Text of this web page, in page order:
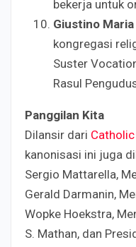
bekerja untuk
Giustino
kongregasi
Suster
Rasul
Panggilan Kita
Dilansir dari
kanonisasi ini juga
Sergio Mattarella,
Gerald Darmanin,
Wopke Hoekstra,
S. Mathan, dan